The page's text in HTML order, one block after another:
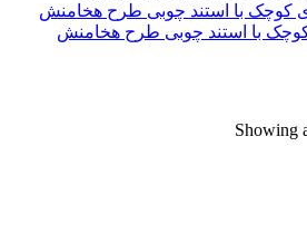
با استند چوبی طرح هخامنش
Showing